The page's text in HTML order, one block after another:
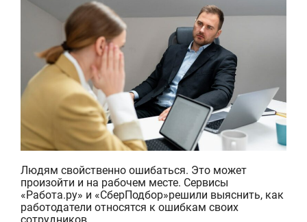
Людям свойственно ошибаться. Это может
произойти и на рабочем месте. Сервисы
«Работа.ру» и «СберПодбор»решили выяснить, как
работодатели относятся к ошибкам своих